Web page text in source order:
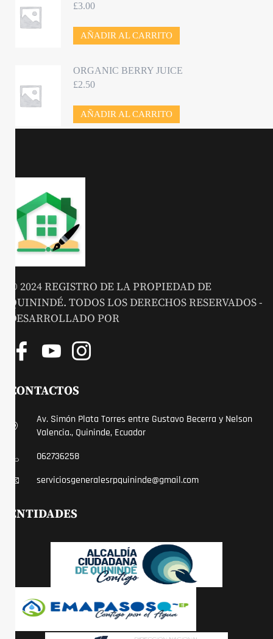
£3.00
AÑADIR AL CARRITO
ORGANIC BERRY JUICE
£2.50
AÑADIR AL CARRITO
© 2024 REGISTRO DE LA PROPIEDAD DE
QUININDÉ. TODOS LOS DERECHOS RESERVADOS -
DESARROLLADO POR
CONTACTOS
Av. Simón Plata Torres entre Gustavo Becerra y Nelson
Valencia., Quininde, Ecuador
062736258
serviciosgeneralesrpquininde@gmail.com
ENTIDADES